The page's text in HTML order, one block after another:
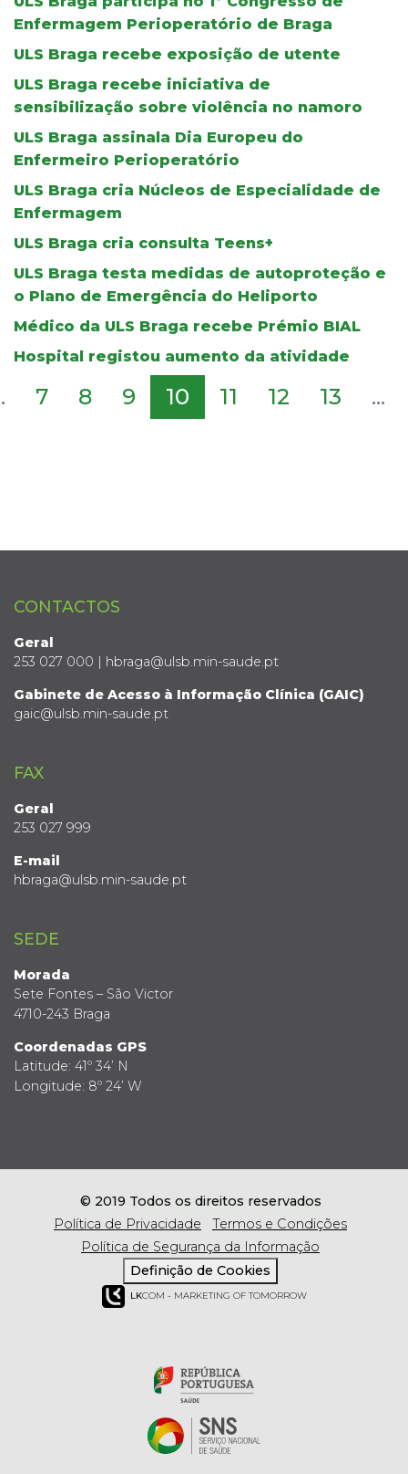
Enfermagem Perioperatório de Braga
ULS Braga recebe exposição de utente
ULS Braga recebe iniciativa de
sensibilização sobre violência no namoro
ULS Braga assinala Dia Europeu do
Enfermeiro Perioperatório
ULS Braga cria Núcleos de Especialidade de
Enfermagem
ULS Braga cria consulta Teens+
ULS Braga testa medidas de autoproteção e
o Plano de Emergência do Heliporto
Médico da ULS Braga recebe Prémio BIAL
Hospital registou aumento da atividade
7 8 9 10 11 12 13 ...
CONTACTOS
Geral
253 027 000 | hbraga@ulsb.min-saude.pt
Gabinete de Acesso à Informação Clínica (GAIC)
gaic@ulsb.min-saude.pt
FAX
Geral
253 027 999
E-mail
hbraga@ulsb.min-saude.pt
SEDE
Morada
Sete Fontes – São Victor
4710-243 Braga
Coordenadas GPS
Latitude: 41º 34’ N
Longitude: 8º 24’ W
© 2019 Todos os direitos reservados
Política de Privacidade
Termos e Condições
Política de Segurança da Informação
Definição de Cookies
LKCOM - MARKETING OF TOMORROW